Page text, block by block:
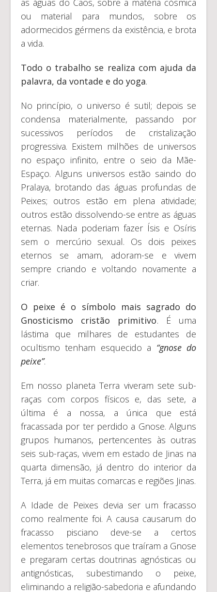
ou material para mundos, sobre os
adormecidos gérmens da existência, e brota
a vida.
Todo o trabalho se realiza com ajuda da
palavra, da vontade e do yoga.
No princípio, o universo é sutil; depois se
condensa materialmente, passando por
sucessivos períodos de cristalização
progressiva. Existem milhões de universos
no espaço infinito, entre o seio da Mãe-
Espaço. Alguns universos estão saindo do
Pralaya, brotando das águas profundas de
Peixes; outros estão em plena atividade;
outros estão dissolvendo-se entre as águas
eternas. Nada poderiam fazer Ísis e Osíris
sem o mercúrio sexual. Os dois peixes
eternos se amam, adoram-se e vivem
sempre criando e voltando novamente a
criar.
O peixe é o símbolo mais sagrado do
Gnosticismo cristão primitivo. É uma
lástima que milhares de estudantes de
ocultismo tenham esquecido a “gnose do
peixe”.
Em nosso planeta Terra viveram sete sub-
raças com corpos físicos e, das sete, a
última é a nossa, a única que está
fracassada por ter perdido a Gnose. Alguns
grupos humanos, pertencentes às outras
seis sub-raças, vivem em estado de Jinas na
quarta dimensão, já dentro do interior da
Terra, já em muitas comarcas e regiões Jinas.
A Idade de Peixes devia ser um fracasso
como realmente foi. A causa causarum do
fracasso pisciano deve-se a certos
elementos tenebrosos que traíram a Gnose
e pregaram certas doutrinas agnósticas ou
antignósticas, subestimando o peixe,
eliminando a religião-sabedoria e afundando